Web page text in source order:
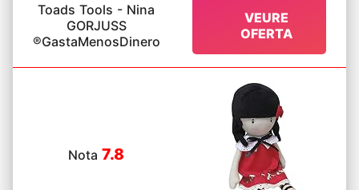
Toads Tools - Nina
GORJUSS
®GastaMenosDinero
VEURE
OFERTA
Nota 7.8